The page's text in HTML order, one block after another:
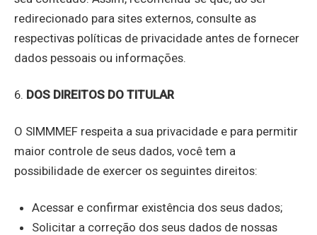
redirecionado para sites externos, consulte as
respectivas políticas de privacidade antes de fornecer
dados pessoais ou informações.
6. DOS DIREITOS DO TITULAR
O SIMMMEF respeita a sua privacidade e para permitir
maior controle de seus dados, você tem a
possibilidade de exercer os seguintes direitos:
Acessar e confirmar existência dos seus dados;
Solicitar a correção dos seus dados de nossas